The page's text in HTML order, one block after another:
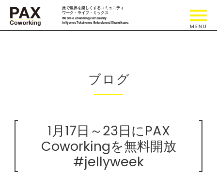
旅で世界を楽しくするコミュニティ
ワーク・ライフ・ミックス
We are a coworking community
in Kyonan, Takahama, Gotanda and Okumikawa.
ブログ
1月17日～23日にPAX
Coworkingを無料開放
#jellyweek